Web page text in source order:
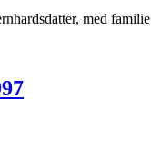
med